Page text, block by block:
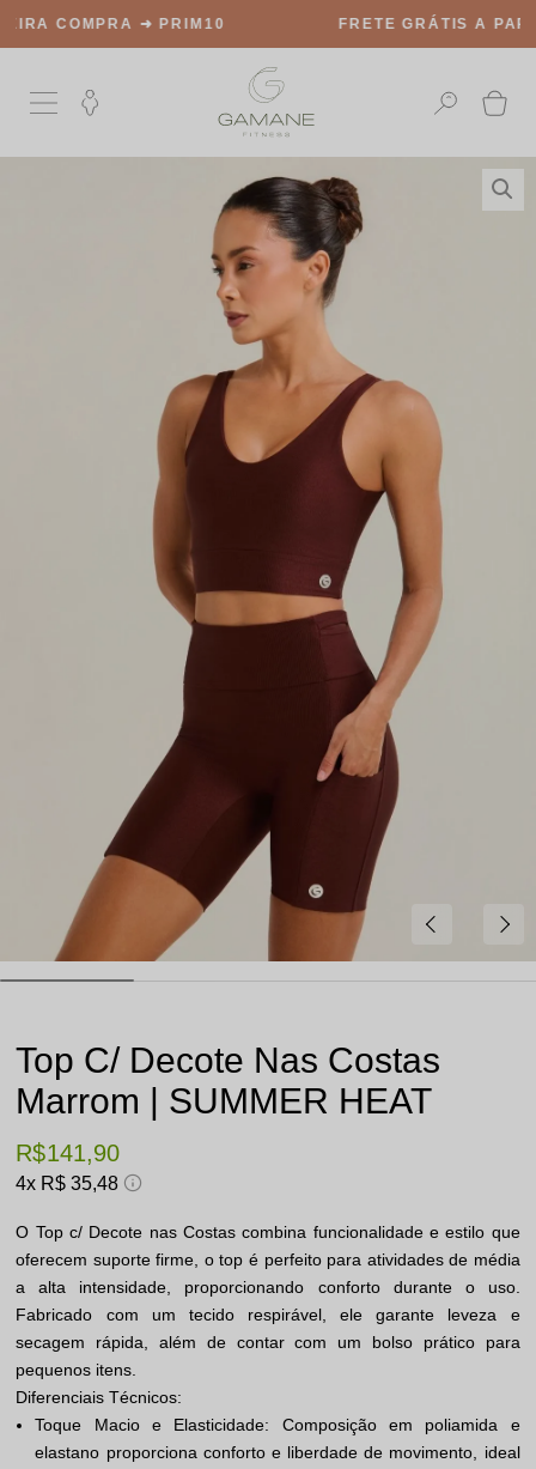
FRETE GRÁTIS A PARTIR DE R$499,00
Top C/ Decote Nas Costas
Marrom | SUMMER HEAT
R$ 141,90
4x R$ 35,48
O Top c/ Decote nas Costas combina funcionalidade e estilo que
oferecem suporte firme, o top é perfeito para atividades de média
a alta intensidade, proporcionando conforto durante o uso.
Fabricado com um tecido respirável, ele garante leveza e
secagem rápida, além de contar com um bolso prático para
pequenos itens.
Diferenciais Técnicos:
Toque Macio e Elasticidade: Composição em poliamida e
elastano proporciona conforto e liberdade de movimento, ideal